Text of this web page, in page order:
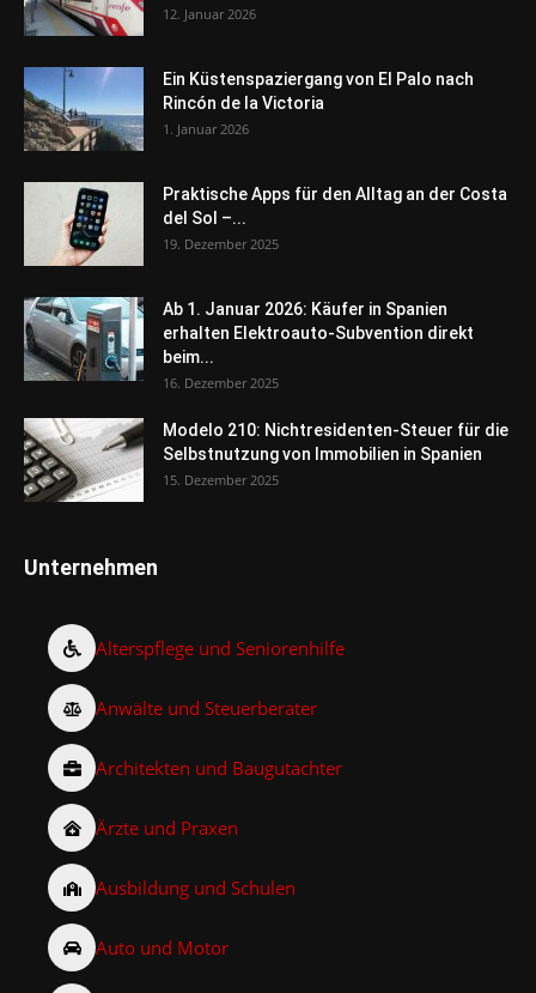
12. Januar 2026
Ein Küstenspaziergang von El Palo nach
Rincón de la Victoria
1. Januar 2026
Praktische Apps für den Alltag an der Costa
del Sol –...
19. Dezember 2025
Ab 1. Januar 2026: Käufer in Spanien
erhalten Elektroauto-Subvention direkt
beim...
16. Dezember 2025
Modelo 210: Nichtresidenten-Steuer für die
Selbstnutzung von Immobilien in Spanien
15. Dezember 2025
Unternehmen
Alterspflege und Seniorenhilfe
Anwälte und Steuerberater
Architekten und Baugutachter
Ärzte und Praxen
Ausbildung und Schulen
Auto und Motor